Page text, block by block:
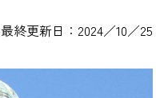
最終更新日：2024／10／25